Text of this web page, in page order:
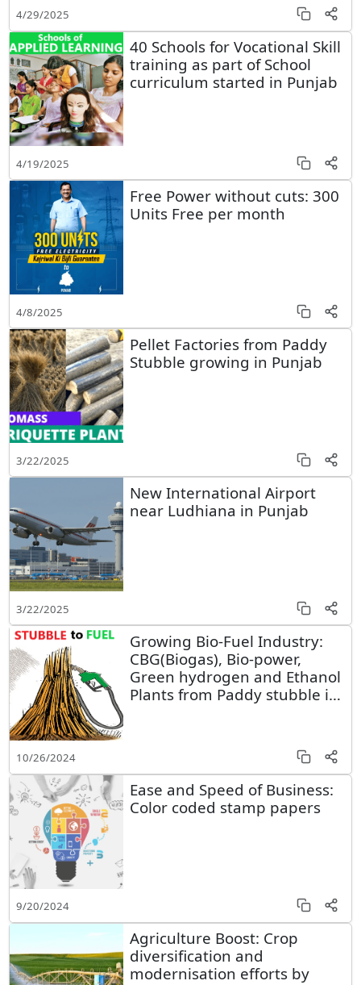
4/29/2025
40 Schools for Vocational Skill
training as part of School
curriculum started in Punjab
4/19/2025
Free Power without cuts: 300
Units Free per month
4/8/2025
Pellet Factories from Paddy
Stubble growing in Punjab
3/22/2025
New International Airport
near Ludhiana in Punjab
3/22/2025
Growing Bio-Fuel Industry:
CBG(Biogas), Bio-power,
Green hydrogen and Ethanol
Plants from Paddy stubble in
10/26/2024
Ease and Speed of Business:
Color coded stamp papers
9/20/2024
Agriculture Boost: Crop
diversification and
modernisation efforts by